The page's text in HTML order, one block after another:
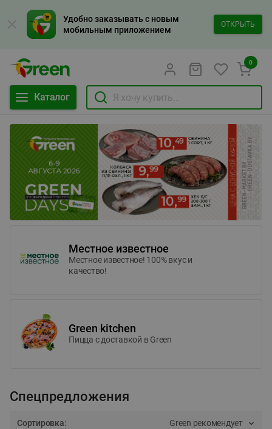
Удобно заказывать с новым
мобильным приложением
ОТКРЫТЬ
Каталог
0
Местное известное
Местное известное! 100% вкус и
качество!
Green kitchen
Пицца c доставкой в Green
Спецпредложения
Сортировка: Green рекомендует